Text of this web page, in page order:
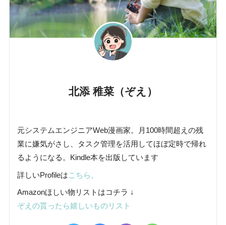
北添 稚菜（ぞえ）
元システムエンジニアWeb漫画家。月100時間超えの残
業に嫌気がさし、タスク管理を活用してほぼ定時で帰れ
るようになる。Kindle本を出版しています
詳しいProfileはこちら。
Amazonほしい物リストはコチラ ↓
ぞえの貰ったら嬉しいものリスト